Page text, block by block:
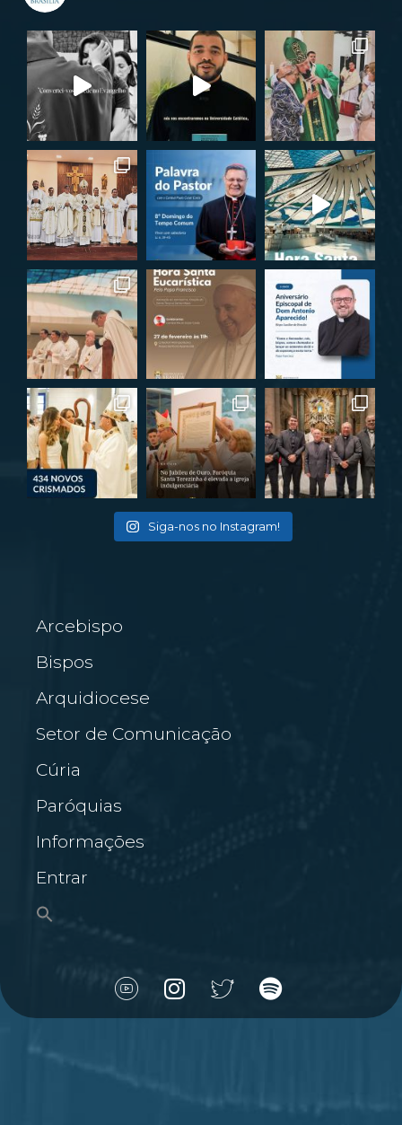
Siga-nos no Instagram!
Arcebispo
Bispos
Arquidiocese
Setor de Comunicação
Cúria
Paróquias
Informações
Entrar